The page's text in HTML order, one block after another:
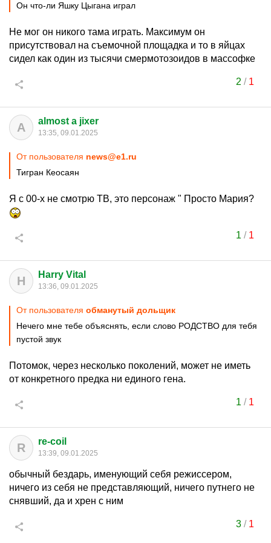
Он что-ли Яшку Цыгана играл
Не мог он никого тама играть. Максимум он
присутствовал на съемочной площадка и то в яйцах
сидел как один из тысячи смермотозоидов в массофке
2 / 1
A almost a jixer
13:35, 09.01.2025
От пользователя news@e1.ru
Тигран Кеосаян
Я с 00-х не смотрю ТВ, это персонаж " Просто Мария?
1 / 1
H Harry Vital
13:36, 09.01.2025
От пользователя обманутый дольщик
Нечего мне тебе объяснять, если слово РОДСТВО для тебя
пустой звук
Потомок, через несколько поколений, может не иметь
от конкретного предка ни единого гена.
1 / 1
R re-coil
13:39, 09.01.2025
обычный бездарь, именующий себя режиссером,
ничего из себя не представляющий, ничего путнего не
снявший, да и хрен с ним
3/ 1